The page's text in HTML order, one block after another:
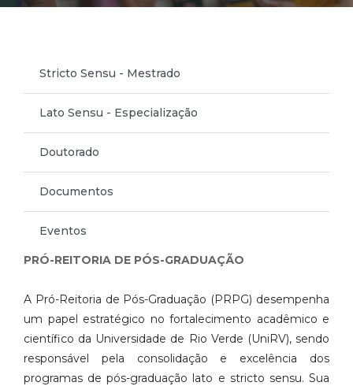
Stricto Sensu - Mestrado
Lato Sensu - Especialização
Doutorado
Documentos
Eventos
PRÓ-REITORIA DE PÓS-GRADUAÇÃO
A Pró-Reitoria de Pós-Graduação (PRPG) desempenha
um papel estratégico no fortalecimento acadêmico e
científico da Universidade de Rio Verde (UniRV), sendo
responsável pela consolidação e excelência dos
programas de pós-graduação lato e stricto sensu. Sua